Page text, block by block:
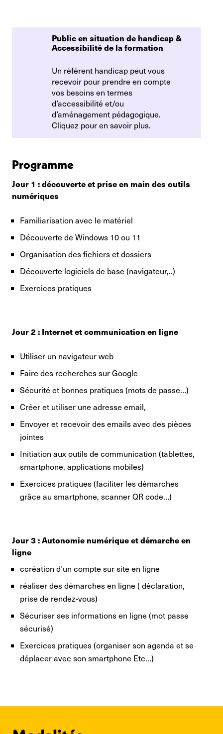
Public en situation de handicap &
Accessibilité de la formation
Un référent handicap peut vous
recevoir pour prendre en compte
vos besoins en termes
d’accessibilité et/ou
d’aménagement pédagogique.
Cliquez pour en savoir plus.
Programme
Jour 1 : découverte et prise en main des outils
numériques
Familiarisation avec le matériel
Découverte de Windows 10 ou 11
Organisation des fichiers et dossiers
Découverte logiciels de base (navigateur,..)
Exercices pratiques
Jour 2 : Internet et communication en ligne
Utiliser un navigateur web
Faire des recherches sur Google
Sécurité et bonnes pratiques (mots de passe…)
Créer et utiliser une adresse email,
Envoyer et recevoir des emails avec des pièces
jointes
Initiation aux outils de communication (tablettes,
smartphone, applications mobiles)
Exercices pratiques (faciliter les démarches
grâce au smartphone, scanner QR code…)
Jour 3 : Autonomie numérique et démarche en
ligne
ccréation d’un compte sur site en ligne
réaliser des démarches en ligne ( déclaration,
prise de rendez-vous)
Sécuriser ses informations en ligne (mot passe
sécurisé)
Exercices pratiques (organiser son agenda et se
déplacer avec son smartphone Etc…)